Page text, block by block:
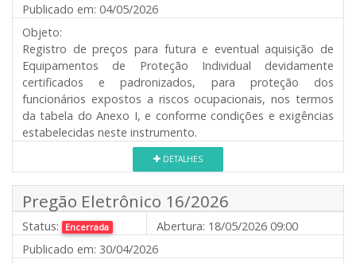
Publicado em: 04/05/2026
Objeto:
Registro de preços para futura e eventual aquisição de
Equipamentos de Proteção Individual devidamente
certificados e padronizados, para proteção dos
funcionários expostos a riscos ocupacionais, nos termos
da tabela do Anexo I, e conforme condições e exigências
estabelecidas neste instrumento.
DETALHES
Pregão Eletrônico 16/2026
Status: Encerrada Abertura: 18/05/2026 09:00
Publicado em: 30/04/2026